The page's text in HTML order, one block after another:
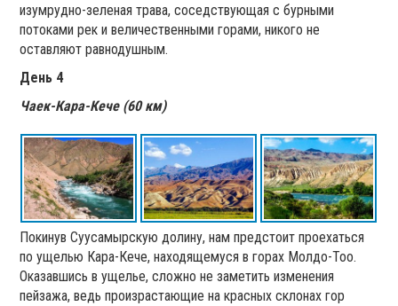
изумрудно-зеленая трава, соседствующая с бурными
потоками рек и величественными горами, никого не
оставляют равнодушным.
День 4
Чаек-Кара-Кече (60 км)
Покинув Суусамырскую долину, нам предстоит проехаться
по ущелью Кара-Кече, находящемуся в горах Молдо-Тоо.
Оказавшись в ущелье, сложно не заметить изменения
пейзажа, ведь произрастающие на красных склонах гор